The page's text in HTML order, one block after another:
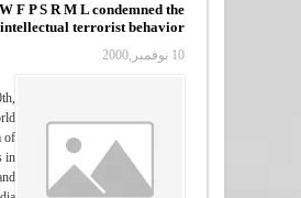
F P S R M L condemned the
intellectual terrorist behavior
10 نوفمبر,2000
of
in